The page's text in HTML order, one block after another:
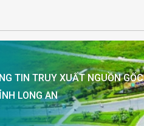
TIN TRUY XUẤT NGUỒN GỐC
LONG AN